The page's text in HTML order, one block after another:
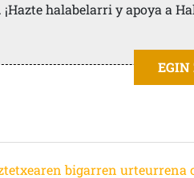
¡Hazte halabelarri y apoya a
bigarren urteurrena